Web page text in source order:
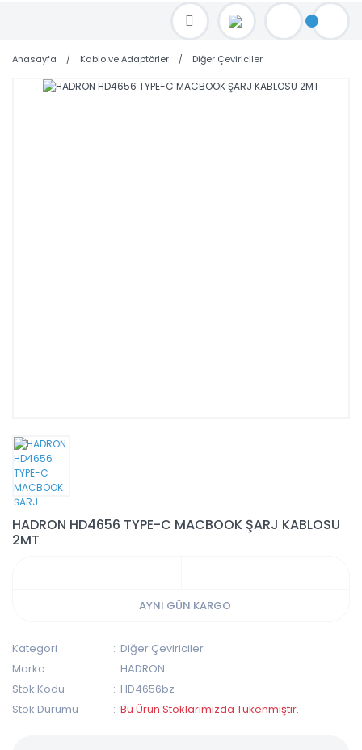
TOPTAN FİYAT ALMAK İÇİN satis@toptanbilgisayar.net MAİL ATINIZ.
SİPARİŞLERİNİZİ AYNI GÜN KARGO İLE GÖNDERİYORUZ!
Anasayfa Kablo ve Adaptörler Diğer Çeviriciler
HADRON HD4656 TYPE-C MACBOOK ŞARJ KABLOSU
2MT
AYNI GÜN KARGO
Kategori
Diğer Çeviriciler
Marka
HADRON
Stok Kodu
HD4656bz
Stok Durumu
Bu Ürün Stoklarımızda Tükenmiştir.